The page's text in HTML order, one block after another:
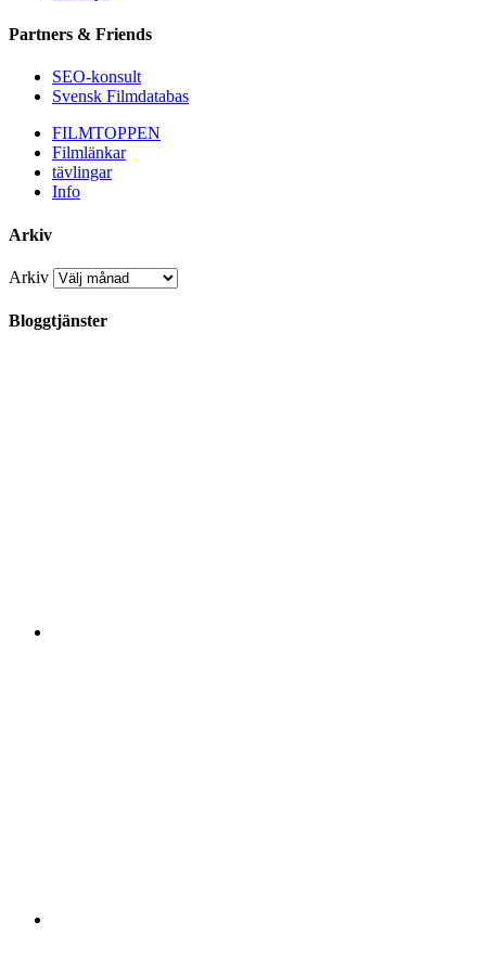
Partners & Friends
SEO-konsult
Svensk Filmdatabas
FILMTOPPEN
Filmlänkar
tävlingar
Info
Arkiv
Arkiv
Bloggtjänster